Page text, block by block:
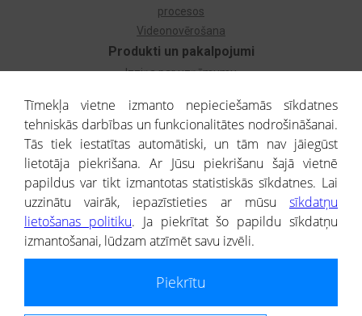
Produkti un pakalpojumi
Izziņa par uzņēmumu
Dzimtas koks
Uzņēmumu atlase
Monitorings
Kredītizziņa par ārvalstu uzņēmumiem
procesos
Videonovērošana
® CREDITREFORM Latvija
SIA
Portāla ietvaros saņemtajai informācijai ir uzziņas raksturs, un tai nav
Tīmekļa vietne izmanto nepieciešamās sīkdatnes
tehniskās darbības un funkcionalitātes nodrošināšanai.
Tās tiek iestatītas automātiski, un tām nav jāiegūst
lietotāja piekrišana. Ar Jūsu piekrišanu šajā vietnē
papildus var tikt izmantotas statistiskās sīkdatnes. Lai
uzzinātu vairāk, iepazīstieties ar mūsu sīkdatņu
lietošanas politiku. Ja piekrītat šo papildu sīkdatņu
izmantošanai, lūdzam atzīmēt savu izvēli.
Piekrītu